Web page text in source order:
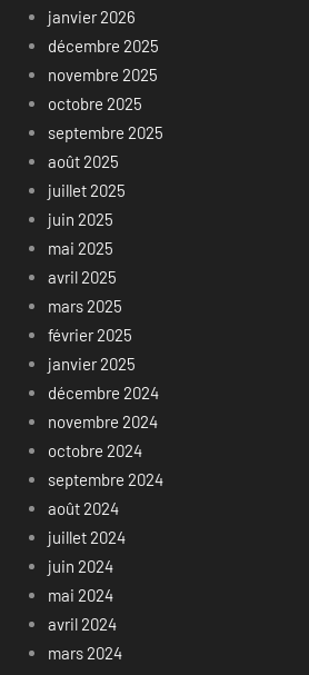
janvier 2026
décembre 2025
novembre 2025
octobre 2025
septembre 2025
août 2025
juillet 2025
juin 2025
mai 2025
avril 2025
mars 2025
février 2025
janvier 2025
décembre 2024
novembre 2024
octobre 2024
septembre 2024
août 2024
juillet 2024
juin 2024
mai 2024
avril 2024
mars 2024